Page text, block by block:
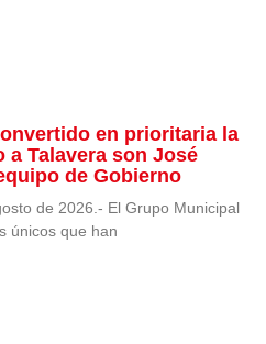
en prioritaria la
a Talavera son José
de Gobierno
de 2026.- El Grupo Municipal
únicos que han